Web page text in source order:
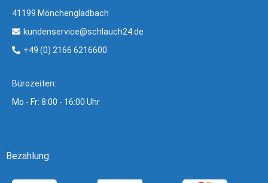
41199 Mönchengladbach
kundenservice@schlauch24.de
+49 (0) 2166 6216600
Bürozeiten:
Mo - Fr: 8:00 - 16:00 Uhr
Bezahlung: